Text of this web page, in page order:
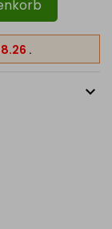
.
expand_more